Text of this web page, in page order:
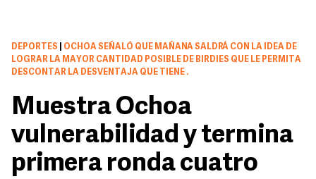
DEPORTES
OCHOA SEÑALÓ QUE MAÑANA SALDRÁ CON LA IDEA DE
LOGRAR LA MAYOR CANTIDAD POSIBLE DE BIRDIES QUE LE PERMITA
DESCONTAR LA DESVENTAJA QUE TIENE .
Muestra Ochoa
vulnerabilidad y termina
primera ronda cuatro